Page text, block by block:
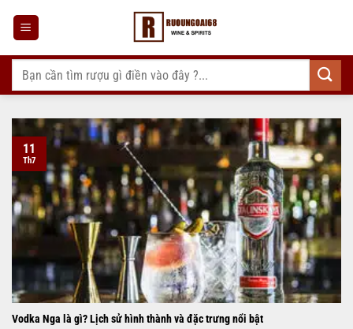
dung
Tìm
kiếm:
Vodka Nga là gì? Lịch sử hình thành và đặc trưng nổi bật
11
Th7